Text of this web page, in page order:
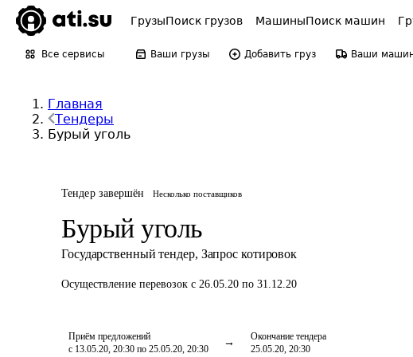
ГрузыПоиск грузов МашиныПоиск машин
Все сервисы Ваши грузы Добавить груз Ваши
Главная
Тендеры
Бурый уголь
Тендер завершён Несколько поставщиков
Бурый уголь
Государственный тендер, Запрос котировок
Осуществление перевозок с 26.05.20 по 31.12.20
Приём предложений
с 13.05.20, 20:30 по 25.05.20, 20:30
Окончание тендера
25.05.20, 20:30